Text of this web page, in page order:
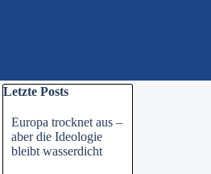
Block überspringen Letzte Posts
Letzte Posts
Europa trocknet aus –
aber die Ideologie
bleibt wasserdicht